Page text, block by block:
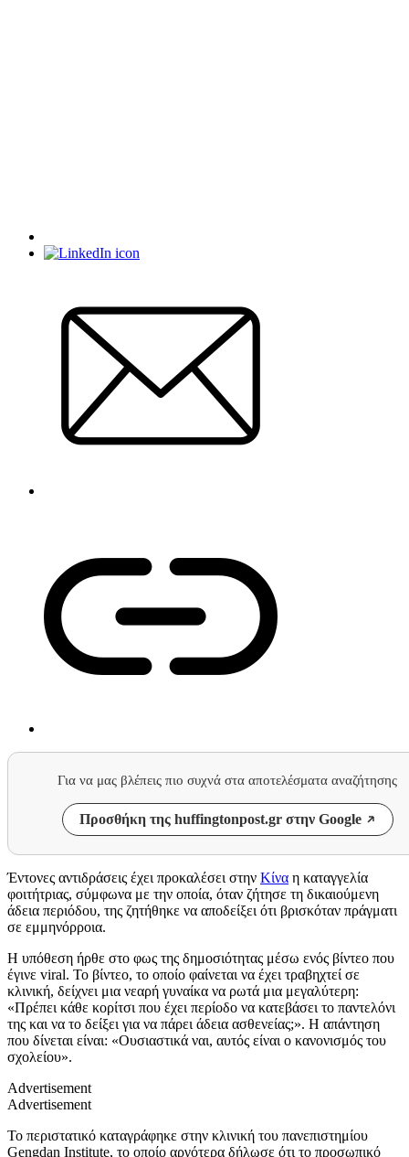
Για να μας βλέπεις πιο συχνά στα αποτελέσματα αναζήτησης
Προσθήκη της huffingtonpost.gr στην Google
Έντονες αντιδράσεις έχει προκαλέσει στην Κίνα η καταγγελία
φοιτήτριας, σύμφωνα με την οποία, όταν ζήτησε τη δικαιούμενη
άδεια περιόδου, της ζητήθηκε να αποδείξει ότι βρισκόταν πράγματι
σε εμμηνόρροια.
Η υπόθεση ήρθε στο φως της δημοσιότητας μέσω ενός βίντεο που
έγινε viral. Το βίντεο, το οποίο φαίνεται να έχει τραβηχτεί σε
κλινική, δείχνει μια νεαρή γυναίκα να ρωτά μια μεγαλύτερη:
«Πρέπει κάθε κορίτσι που έχει περίοδο να κατεβάσει το παντελόνι
της και να το δείξει για να πάρει άδεια ασθενείας;». Η απάντηση
που δίνεται είναι: «Ουσιαστικά ναι, αυτός είναι ο κανονισμός του
σχολείου».
Advertisement
Advertisement
Το περιστατικό καταγράφηκε στην κλινική του πανεπιστημίου
Gengdan Institute, το οποίο αργότερα δήλωσε ότι το προσωπικό